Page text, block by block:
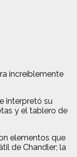
increíblemente
interpretó su
y el tablero de
elementos que
de Chandler; la